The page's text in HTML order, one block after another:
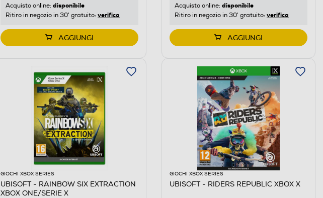
Acquisto online: disponibile
Ritiro in negozio in 30' gratuito: verifica
AGGIUNGI
Acquisto online: disponibile
Ritiro in negozio in 30' gratuito: verifica
AGGIUNGI
GIOCHI XBOX SERIES
UBISOFT - RAINBOW SIX EXTRACTION
XBOX ONE/SERIE X
GIOCHI XBOX SERIES
UBISOFT - RIDERS REPUBLIC XBOX X